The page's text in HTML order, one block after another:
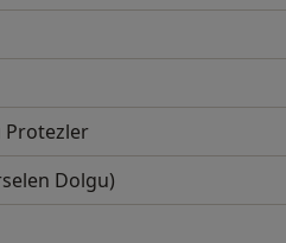
Protezler
Dolgu)